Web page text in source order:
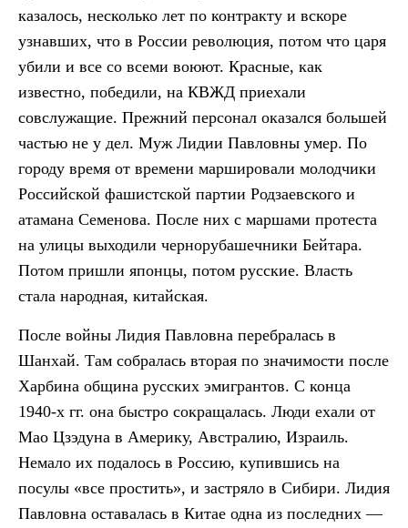
казалось, несколько лет по контракту и вскоре
узнавших, что в России революция, потом что царя
убили и все со всеми воюют. Красные, как
известно, победили, на КВЖД приехали
совслужащие. Прежний персонал оказался большей
частью не у дел. Муж Лидии Павловны умер. По
городу время от времени маршировали молодчики
Российской фашистской партии Родзаевского и
атамана Семенова. После них с маршами протеста
на улицы выходили чернорубашечники Бейтара.
Потом пришли японцы, потом русские. Власть
стала народная, китайская.
После войны Лидия Павловна перебралась в
Шанхай. Там собралась вторая по значимости после
Харбина община русских эмигрантов. С конца
1940-х гг. она быстро сокращалась. Люди ехали от
Мао Цзэдуна в Америку, Австралию, Израиль.
Немало их подалось в Россию, купившись на
посулы «все простить», и застряло в Сибири. Лидия
Павловна оставалась в Китае одна из последних —